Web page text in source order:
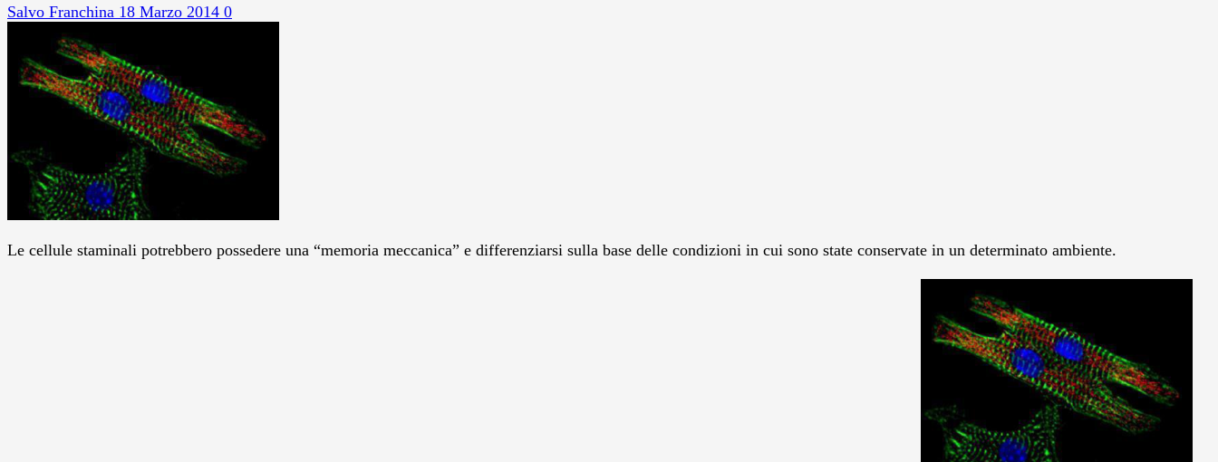
Salvo Franchina 18 Marzo 2014 0
Le cellule staminali potrebbero possedere una “memoria meccanica” e differenziarsi sulla base delle condizioni in cui sono state conservate in un determinato ambiente.